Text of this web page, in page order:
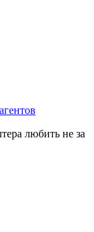
любить не за